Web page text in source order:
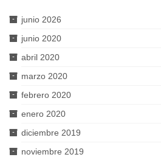
junio 2026
junio 2020
abril 2020
marzo 2020
febrero 2020
enero 2020
diciembre 2019
noviembre 2019